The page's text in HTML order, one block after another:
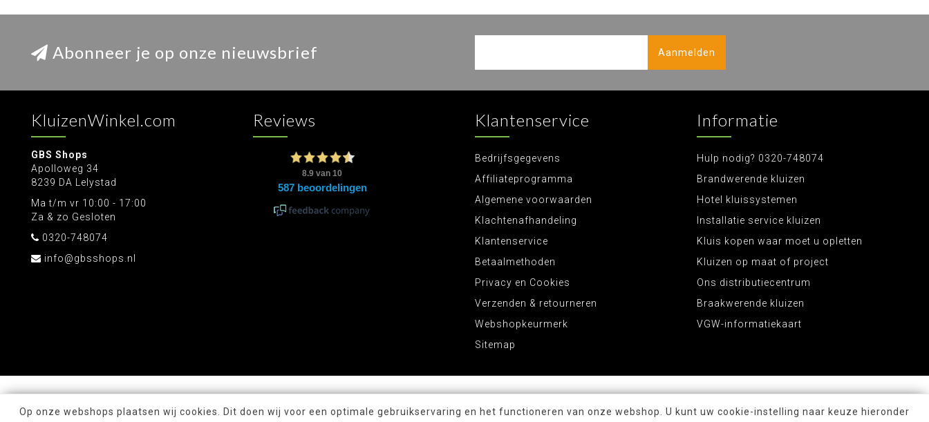
Abonneer je op onze nieuwsbrief Aanmelden
KluizenWinkel.com
GBS Shops
Apolloweg 34
8239 DA Lelystad
Ma t/m vr 10:00 - 17:00
Za & zo Gesloten
0320-748074
info@gbsshops.nl
Reviews Klantenservice
Bedrijfsgegevens
Affiliateprogramma
Algemene voorwaarden
Klachtenafhandeling
Klantenservice
Betaalmethoden
Privacy en Cookies
Verzenden & retourneren
Webshopkeurmerk
Sitemap
Informatie
Hulp nodig? 0320-748074
Brandwerende kluizen
Hotel kluissystemen
Installatie service kluizen
Kluis kopen waar moet u opletten
Kluizen op maat of project
Ons distributiecentrum
Braakwerende kluizen
VGW-informatiekaart
Op onze webshops plaatsen wij cookies. Dit doen wij voor een optimale gebruikservaring en het functioneren van onze webshop. U kunt uw cookie-instelling naar keuze hieronder